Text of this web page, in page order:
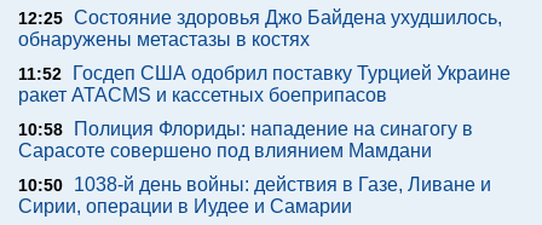
12:25 Состояние здоровья Джо Байдена ухудшилось,
обнаружены метастазы в костях
11:52
Госдеп США одобрил поставку Турцией Украине
ракет ATACMS и кассетных боеприпасов
10:58
Полиция Флориды: нападение на синагогу в
Сарасоте совершено под влиянием Мамдани
10:50
1038-й день войны: действия в Газе, Ливане и
Сирии, операции в Иудее и Самарии